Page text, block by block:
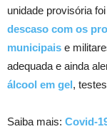
unidade provisória
descaso com os
municipais e
adequada e ainda
álcool em gel,
Saiba mais: Covid-